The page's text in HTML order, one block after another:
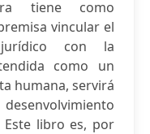
tiene como
vincular el
con la
como un
humana, servirá
libro es, por